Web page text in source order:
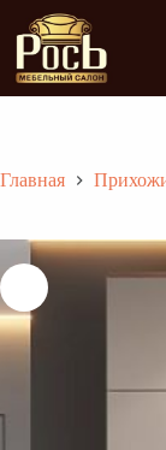
Перейти
сути
Главная